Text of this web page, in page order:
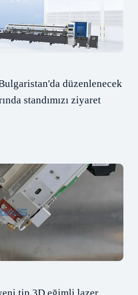
düzenlenecek
standımızı ziyaret
tip 3D eğimli lazer